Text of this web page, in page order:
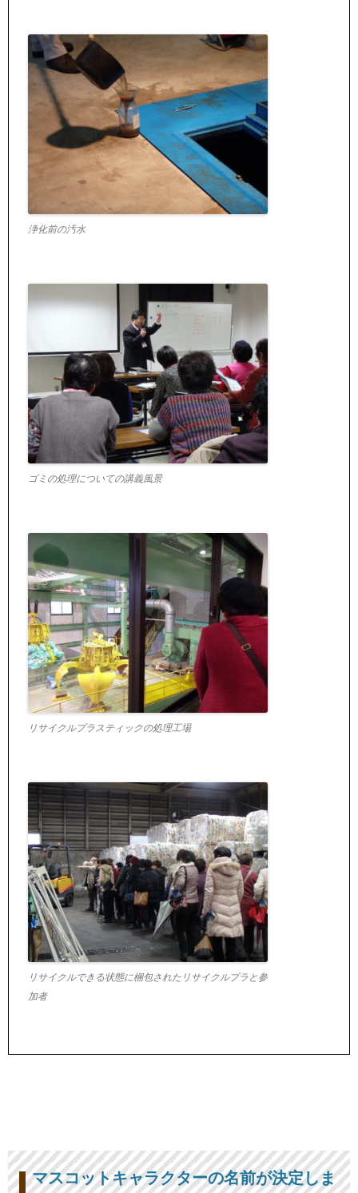
浄化前の汚水
ゴミの処理についての講義風景
リサイクルプラスティックの処理工場
リサイクルできる状態に梱包されたリサイクルプラと参
加者
マスコットキャラクターの名前が決定しま